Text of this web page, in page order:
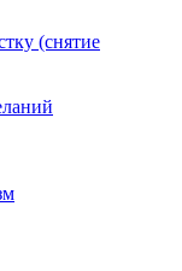
(снятие